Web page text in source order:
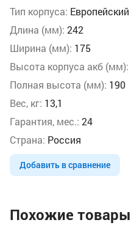
Тип корпуса: Европейский
Длина (мм): 242
Ширина (мм): 175
Высота корпуса акб (мм):
Полная высота (мм): 190
Вес, кг: 13,1
Гарантия, мес.: 24
Страна: Россия
Добавить в сравнение
Похожие товары